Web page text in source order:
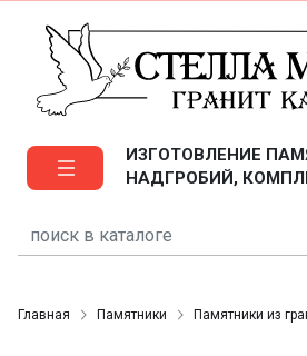
ИЗГОТОВЛЕНИЕ
НАДГРОБИЙ,
Главная Памятники Памятники из